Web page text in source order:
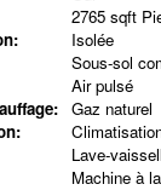
2765 sqft
Isolée
Sous-sol
Air pulsé
Gaz naturel
Lave-
Machine à